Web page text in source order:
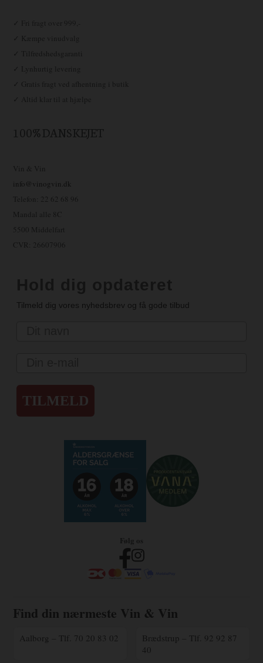
✓ Tilfredshedsgaranti
✓ Lynhurtig levering
✓ Gratis fragt ved afhentning i butik
✓ Altid klar til at hjælpe
100% DANSKEJET
Vin & Vin
info@vinogvin.dk
Telefon: 22 62 68 96
Mandal alle 8C
5500 Middelfart
CVR: 26607906
Tilmeld dig vores nyhedsbrev og få gode tilbud
TILMELD
Følg os
Find din nærmeste Vin & Vin
Aalborg – Tlf. 70 20 83 02
Brædstrup – Tlf. 92 92 87
40